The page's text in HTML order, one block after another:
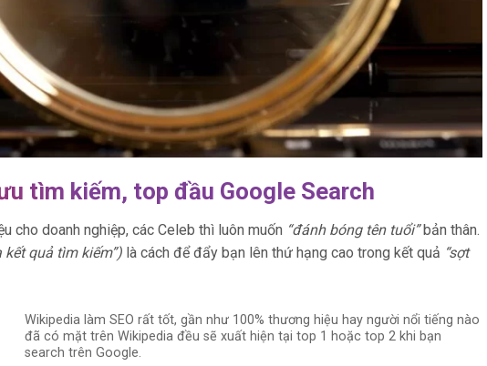
tìm kiếm, top đầu Google Search
cho doanh nghiệp, các Celeb thì luôn muốn “đánh bóng tên tuổi”bản thân.
kết quả tìm kiếm”) là cách để đẩy bạn lên thứ hạng cao trong kết quả “sợt
Wikipedia làm SEO rất tốt, gần như 100% thương hiệu hay người nổi tiếng nào
đã có mặt trên Wikipedia đều sẽ xuất hiện tại top 1 hoặc top 2 khi bạn
search trên Google.